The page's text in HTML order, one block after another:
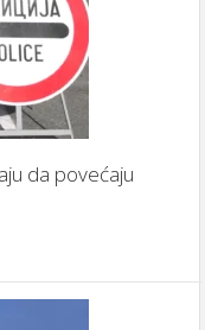
da povećaju